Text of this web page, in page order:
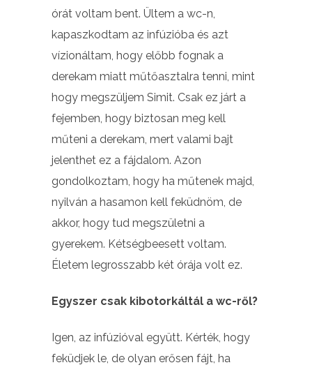
órát voltam bent. Ültem a wc-n,
kapaszkodtam az infúzióba és azt
vízionáltam, hogy előbb fognak a
derekam miatt műtőasztalra tenni, mint
hogy megszüljem Simit. Csak ez járt a
fejemben, hogy biztosan meg kell
műteni a derekam, mert valami bajt
jelenthet ez a fájdalom. Azon
gondolkoztam, hogy ha műtenek majd,
nyilván a hasamon kell feküdnöm, de
akkor, hogy tud megszületni a
gyerekem. Kétségbeesett voltam.
Életem legrosszabb két órája volt ez.
Egyszer csak kibotorkáltál a wc-ről?
Igen, az infúzióval együtt. Kérték, hogy
feküdjek le, de olyan erősen fájt, ha